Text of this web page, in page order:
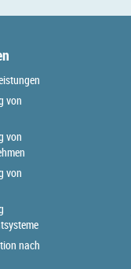
von
von
von
nach